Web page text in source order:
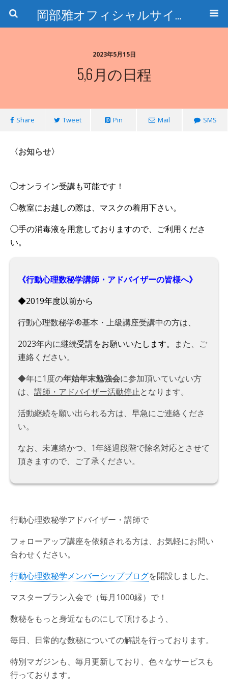
岡部雅オフィシャルサイト〜石の魅惑と数字のトリコ〜
2023年5月15日
5,6月の日程
Share Tweet Pin Mail SMS
〈お知らせ〉
◯オンライン受講も可能です！
◯教室にお越しの際は、マスクの着用下さい。
◯手の消毒液を用意しておりますので、 ご利用くださ
い。
《行動心理数秘学講師・アドバイザーの皆様へ》
◆2019年度以前から
行動心理数秘学®基本・上級講座受講中の方は、
2023年内に継続受講をお願いいたします。
また、ご
連絡ください。
◆年に1度の年始年末勉強会に参加頂いていない方
は、 講師・アドバイザー活動停止となります。
活動継続を願い出られる方は、早急にご連絡くださ
い。
なお、未連絡かつ、1年経過段階で除名対応とさせて
頂きますので、ご了承ください。
行動心理数秘学アドバイザー・講師で
フォローアップ講座を依頼される方は、お気軽にお問い
合わせください。
行動心理数秘学メンバーシップブログを開設しました。
マスタープラン入会で（毎月1000縁）で！
数秘をもっと身近なものにして頂けるよう、
毎日、日常的な数秘についての解説を行っております。
特別マガジンも、毎月更新しており、色々なサービスも
行っております。